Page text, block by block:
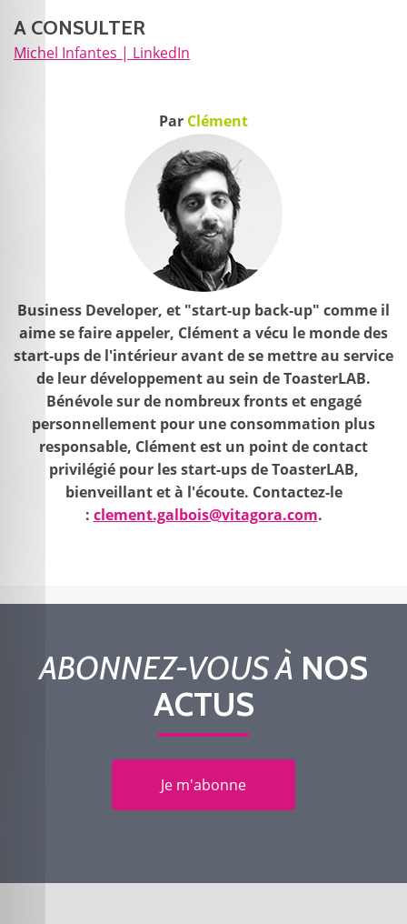
A CONSULTER
Michel Infantes | LinkedIn
Par Clément
Business Developer, et "start-up back-up" comme il
aime se faire appeler, Clément a vécu le monde des
start-ups de l'intérieur avant de se mettre au service
de leur développement au sein de ToasterLAB.
Bénévole sur de nombreux fronts et engagé
personnellement pour une consommation plus
responsable, Clément est un point de contact
privilégié pour les start-ups de ToasterLAB,
bienveillant et à l'écoute. Contactez-le
: clement.galbois@vitagora.com.
ABONNEZ-VOUS À NOS
ACTUS
Je m'abonne